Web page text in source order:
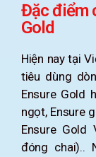
Đặc điểm
Gold
Hiện nay tại
tiêu dùng
Ensure Gold
ngọt, Ensure
Ensure Gold
đóng chai)..